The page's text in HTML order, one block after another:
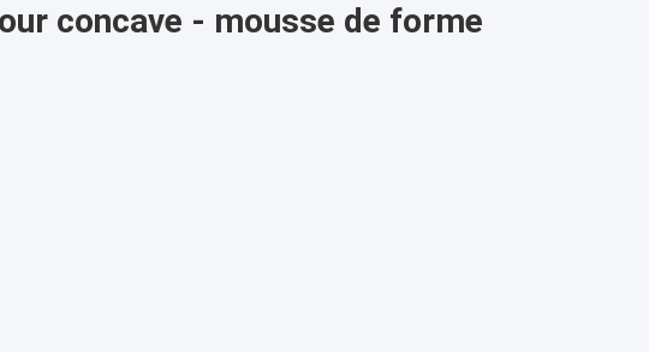
concave - mousse de forme